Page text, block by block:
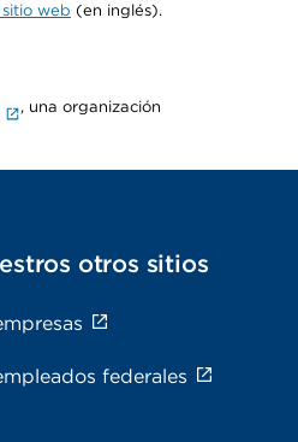
web (en inglés).
, una organización
otros sitios
federales